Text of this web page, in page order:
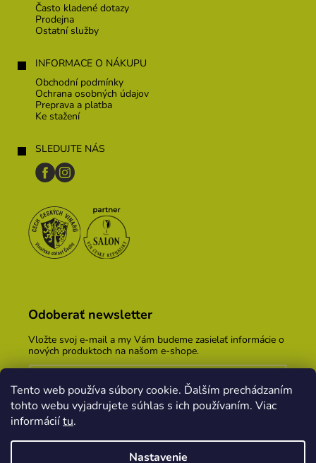
Tento web používa súbory cookie. Ďalším prechádzaním
tohto webu vyjadrujete súhlas s ich používaním. Viac
informáciítu.
Nastavenie
Často kladené dotazy
Prodejna
Ostatní služby
INFORMACE O NÁKUPU
Obchodní podmínky
Ochrana osobných údajov
Preprava a platba
Ke stažení
SLEDUJTE NÁS
Odoberať newsletter
Vložte svoj e-mail a my Vám budeme zasielať informácie o
nových produktoch na našom e-shope.
Vložením e-mailu súhlasíte s podmienkami ochrany
osobných údajov
PRIHLÁSIŤ SA